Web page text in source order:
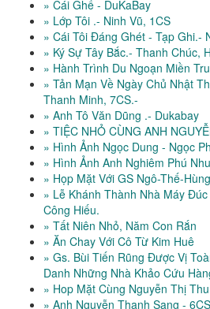
» Cái Ghế - DuKaBay
» Lớp Tôi .- Ninh Vũ, 1CS
» Cái Tôi Đáng Ghét - Tạp Ghi.-
» Ký Sự Tây Bắc.- Thanh Chúc,
» Hành Trình Du Ngoạn Miền
» Tản Mạn Về Ngày Chủ Nhật
Thanh Minh, 7CS.-
» Anh Tô Văn Dũng .- Dukabay
» TIỆC NHỎ CÙNG ANH
» Hình Ảnh Ngọc Dung - Ngọc
» Hình Ảnh Anh Nghiêm Phú
» Họp Mặt Với GS Ngô-Thế-Hùng
» Lễ Khánh Thành Nhà Máy
Công Hiếu.
» Tất Niên Nhỏ, Năm Con Rắn
» Ăn Chay Với Cô Từ Kim Huê
» Gs. Bùi Tiến Rũng Được Vị
Danh Những Nhà Khảo Cứu
» Hop Mặt Cùng Nguyễn Thị
» Anh Nguyễn Thanh Sang -